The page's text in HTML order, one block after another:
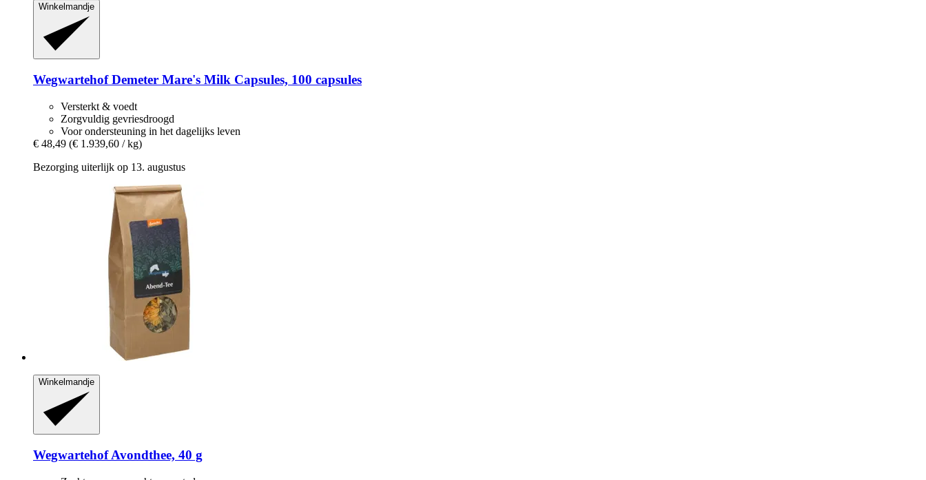
Winkelmandje
WegwartehofDemeter Mare's Milk Capsules, 100 capsules
Versterkt & voedt
Zorgvuldig gevriesdroogd
Voor ondersteuning in het dagelijks leven
€ 48,49 (€ 1.939,60 / kg)
Bezorging uiterlijk op 13. augustus
Winkelmandje
WegwartehofAvondthee, 40 g